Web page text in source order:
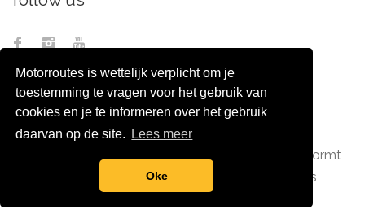
Motorroutes is wettelijk verplicht om je
toestemming te vragen voor het gebruik van
cookies en je te informeren over het gebruik
daarvan op de site.
Lees meer
Oke
vormt
grootverzet.nl Pixel Monsters